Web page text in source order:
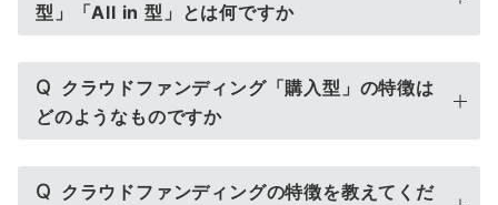
型」「All in 型」とは何ですか
Q クラウドファンディング「購入型」の特徴は
どのようなものですか
Q クラウドファンディングの特徴を教えてくだ